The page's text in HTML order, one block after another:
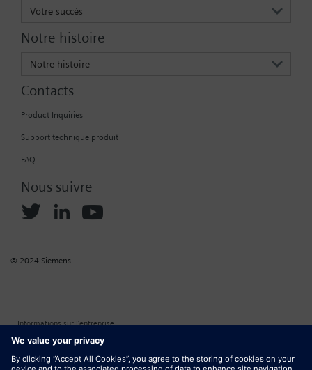
Votre succès
Notre histoire
Notre histoire
Contacts
Product Inquiries
Support technique produit
FAQ
Nous suivre
© 2024 Siemens
Informations sur l'entreprise
Règles d’acceptation des cookies Politique de confidentialité